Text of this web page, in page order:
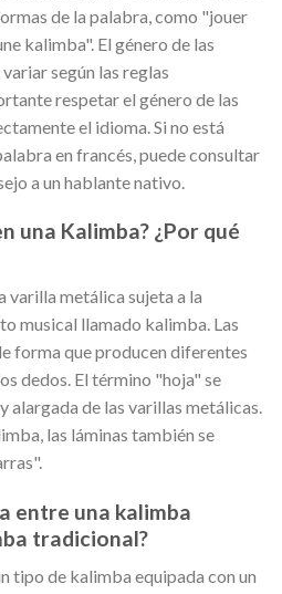
de la palabra, como "jouer
kalimba". El género de las
según las reglas
respetar el género de las
el idioma. Si no está
en francés, puede consultar
a un hablante nativo.
una Kalimba? ¿Por qué
varilla metálica sujeta a la
musical llamado kalimba. Las
forma que producen diferentes
dedos. El término "hoja" se
alargada de las varillas metálicas.
las láminas también se
entre una kalimba
tradicional?
tipo de kalimba equipada con un